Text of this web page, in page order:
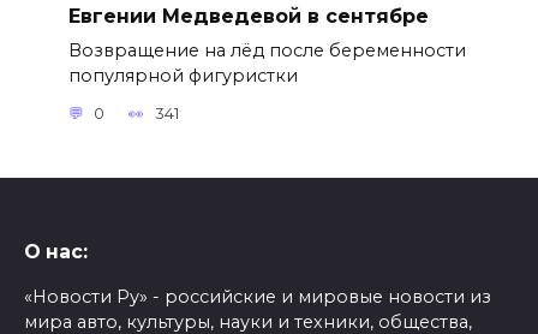
Евгении Медведевой в сентябре
Возвращение на лёд после беременности
популярной фигуристки
0 341
О нас:
«Новости Ру» - российские и мировые новости из
мира авто, культуры, науки и техники, общества,